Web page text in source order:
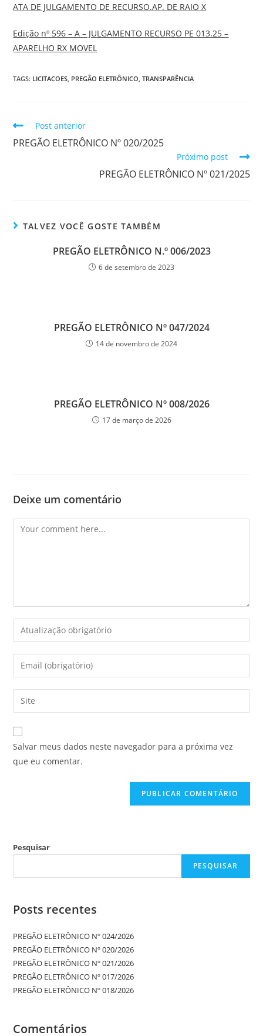
ATA DE JULGAMENTO DE RECURSO.AP. DE RAIO X
Edição nº 596 – A – JULGAMENTO RECURSO PE 013.25 –
APARELHO RX MOVEL
TAGS: LICITACOES PREGÃO ELETRÔNICO TRANSPARÊNCIA
Post anterior
PREGÃO ELETRÔNICO Nº 020/2025
Próximo post
PREGÃO ELETRÔNICO Nº 021/2025
TALVEZ VOCÊ GOSTE TAMBÉM
PREGÃO ELETRÔNICO N.º 006/2023
6 de setembro de 2023
PREGÃO ELETRÔNICO Nº 047/2024
14 de novembro de 2024
PREGÃO ELETRÔNICO Nº 008/2026
17 de março de 2026
Deixe um comentário
Salvar meus dados neste navegador para a próxima vez
que eu comentar.
Pesquisar
PESQUISAR
Posts recentes
PREGÃO ELETRÔNICO Nº 024/2026
PREGÃO ELETRÔNICO Nº 020/2026
PREGÃO ELETRÔNICO Nº 021/2026
PREGÃO ELETRÔNICO Nº 017/2026
PREGÃO ELETRÔNICO Nº 018/2026
Comentários